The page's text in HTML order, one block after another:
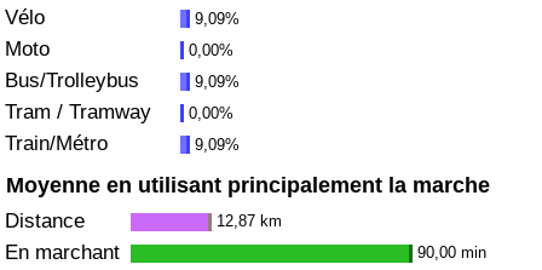
Vélo 9,09%
Moto 0,00%
Bus/Trolleybus 9,09%
Tram / Tramway 0,00%
Train/Métro 9,09%
Moyenne en utilisant principalement la marche
Distance 12,87 km
En marchant 90,00 min
Trafic
Indice de Trafic
Indice de Trafic (Actuel)
Indice de Trafic par Pays